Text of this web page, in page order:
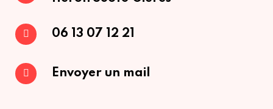
06 13 07 12 21
Envoyer un mail